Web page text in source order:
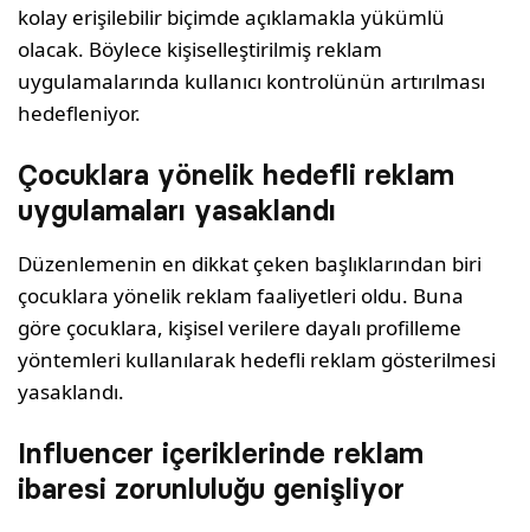
kolay erişilebilir biçimde açıklamakla yükümlü
olacak. Böylece kişiselleştirilmiş reklam
uygulamalarında kullanıcı kontrolünün artırılması
hedefleniyor.
Çocuklara yönelik hedefli reklam
uygulamaları yasaklandı
Düzenlemenin en dikkat çeken başlıklarından biri
çocuklara yönelik reklam faaliyetleri oldu. Buna
göre çocuklara, kişisel verilere dayalı profilleme
yöntemleri kullanılarak hedefli reklam gösterilmesi
yasaklandı.
Influencer içeriklerinde reklam
ibaresi zorunluluğu genişliyor